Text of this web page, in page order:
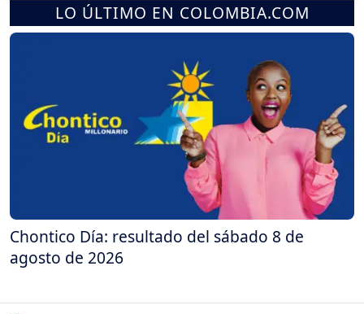
LO ÚLTIMO EN COLOMBIA.COM
Chontico Día: resultado del sábado 8 de
agosto de 2026